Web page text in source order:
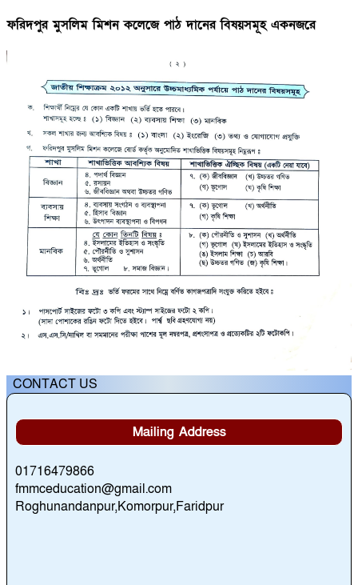
ফরিদপুর মুসলিম মিশন কলেজে পাঠ দানের বিষয়সমূহ একনজরে
CONTACT US
Mailing Address
01716479866
fmmceducation@gmail.com
Roghunandanpur,Komorpur,Faridpur